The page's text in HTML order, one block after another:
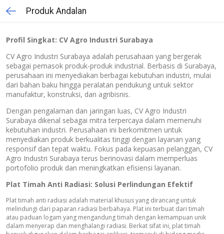
Produk Andalan
Profil Singkat: CV Agro Industri Surabaya
CV Agro Industri Surabaya adalah perusahaan yang bergerak
sebagai pemasok produk-produk industrial. Berbasis di Surabaya,
perusahaan ini menyediakan berbagai kebutuhan industri, mulai
dari bahan baku hingga peralatan pendukung untuk sektor
manufaktur, konstruksi, dan agribisnis.
Dengan pengalaman dan jaringan luas, CV Agro Industri
Surabaya dikenal sebagai mitra terpercaya dalam memenuhi
kebutuhan industri. Perusahaan ini berkomitmen untuk
menyediakan produk berkualitas tinggi dengan layanan yang
responsif dan tepat waktu. Fokus pada kepuasan pelanggan, CV
Agro Industri Surabaya terus berinovasi dalam memperluas
portofolio produk dan meningkatkan efisiensi layanan.
Plat Timah Anti Radiasi: Solusi Perlindungan Efektif
Plat timah anti radiasi adalah material khusus yang dirancang untuk
melindungi dari paparan radiasi berbahaya. Plat ini terbuat dari timah
atau paduan logam yang mengandung timah dengan kemampuan unik
dalam menyerap dan menghalangi radiasi. Berkat sifat ini, plat timah